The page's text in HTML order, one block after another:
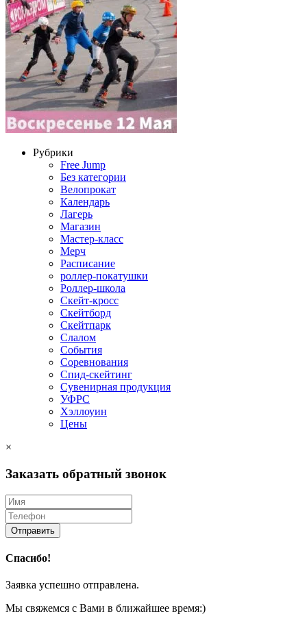
Рубрики
Free Jump
Без категории
Велопрокат
Календарь
Лагерь
Магазин
Мастер-класс
Мерч
Расписание
роллер-покатушки
Роллер-школа
Скейт-кросс
Скейтборд
Скейтпарк
Слалом
События
Соревнования
Спид-скейтинг
Сувенирная продукция
УФРС
Хэллоуин
Цены
×
Заказать обратный звонок
Отправить
Спасибо!
Заявка успешно отправлена.
Мы свяжемся с Вами в ближайшее время:)